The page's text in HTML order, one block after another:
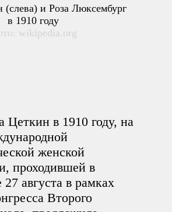
(слева) и Роза Люксембург
в 1910 году
wikipedia.org
Цеткин в 1910 году, на
женской
проходившей в
27 августа в рамках
Второго